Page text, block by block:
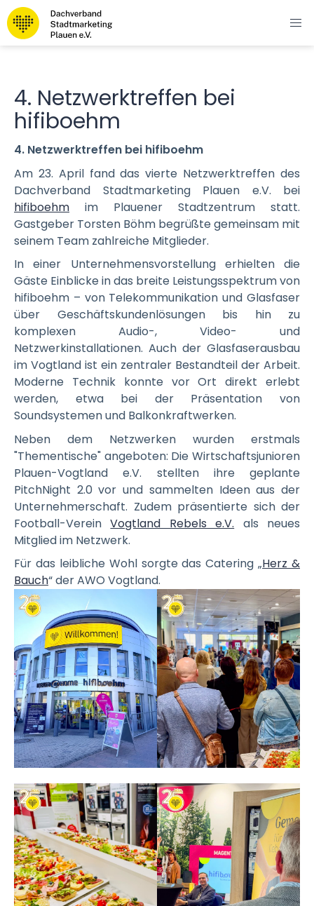
4. Netzwerktreffen bei
hifiboehm
4. Netzwerktreffen bei hifiboehm
Am 23. April fand das vierte Netzwerktreffen des
Dachverband Stadtmarketing Plauen e.V. bei
hifiboehm im Plauener Stadtzentrum statt.
Gastgeber Torsten Böhm begrüßte gemeinsam mit
seinem Team zahlreiche Mitglieder.
In einer Unternehmensvorstellung erhielten die
Gäste Einblicke in das breite Leistungsspektrum von
hifiboehm – von Telekommunikation und Glasfaser
über Geschäftskundenlösungen bis hin zu
komplexen Audio-, Video- und
Netzwerkinstallationen. Auch der Glasfaserausbau
im Vogtland ist ein zentraler Bestandteil der Arbeit.
Moderne Technik konnte vor Ort direkt erlebt
werden, etwa bei der Präsentation von
Soundsystemen und Balkonkraftwerken.
Neben dem Netzwerken wurden erstmals
"Thementische" angeboten: Die Wirtschaftsjunioren
Plauen-Vogtland e.V. stellten ihre geplante
PitchNight 2.0 vor und sammelten Ideen aus der
Unternehmerschaft. Zudem präsentierte sich der
Football-VereinVogtland Rebels e.V. als neues
Mitglied im Netzwerk.
Für das leibliche Wohl sorgte das Catering „Herz &
Bauch“ der AWO Vogtland.